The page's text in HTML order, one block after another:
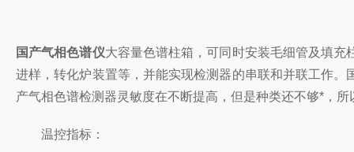
国产气相色谱仪大容量色谱柱箱，可同时安装毛细管及填
进样，转化炉装置等，并能实现检测器的串联和并联工作
产气相色谱检测器灵敏度在不断提高，但是种类还不够*，
温控指标：